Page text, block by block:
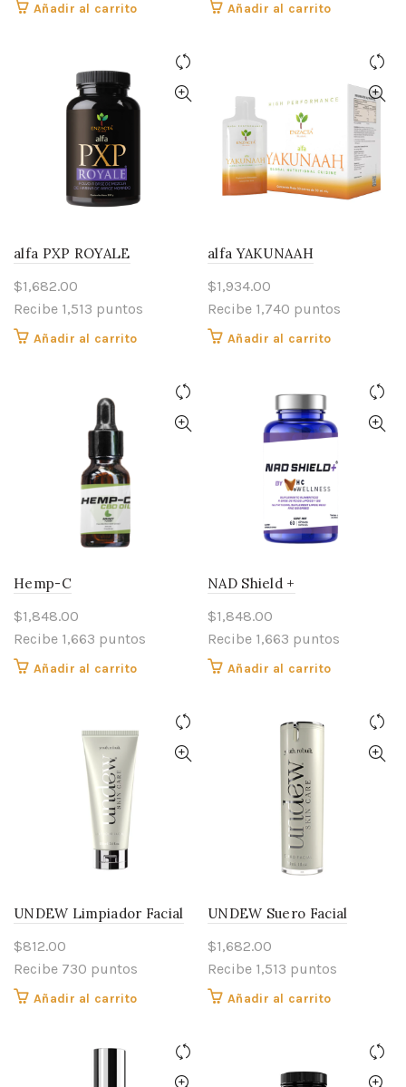
Añadir al carrito Añadir al carrito
alfa PXP ROYALE
$1,682.00
Recibe 1,513 puntos
Añadir al carrito
alfa YAKUNAAH
$1,934.00
Recibe 1,740 puntos
Añadir al carrito
Hemp-C
$1,848.00
Recibe 1,663 puntos
Añadir al carrito
NAD Shield +
$1,848.00
Recibe 1,663 puntos
Añadir al carrito
UNDEW Limpiador Facial
$812.00
Recibe 730 puntos
Añadir al carrito
UNDEW Suero Facial
$1,682.00
Recibe 1,513 puntos
Añadir al carrito